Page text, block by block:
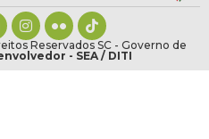
Reservados SC - Governo de
- SEA / DITI